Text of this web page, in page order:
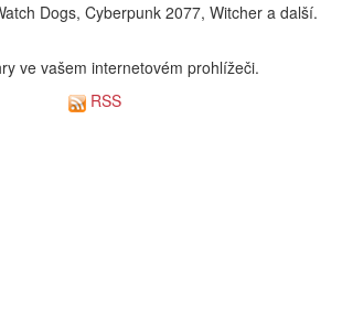
Dogs, Cyberpunk 2077, Witcher a další.
ve vašem internetovém prohlížeči.
RSS